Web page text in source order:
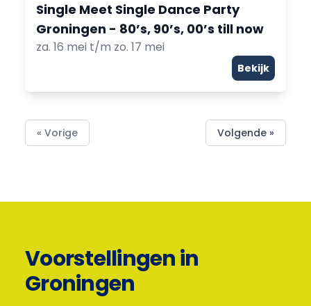
Single Meet Single Dance Party
Groningen - 80’s, 90’s, 00’s till now
za. 16 mei t/m zo. 17 mei
Bekijk
« Vorige Volgende »
Voorstellingen in
Groningen